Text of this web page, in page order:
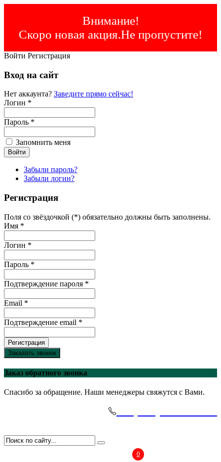
Внимание!
Скоро новая акция.Не пропустите!
Войти Регистрация
Вход на сайт
Нет аккаунта? Заведите прямо сейчас!
Логин *
Пароль *
Запомнить меня
Забыли пароль?
Забыли логин?
Регистрация
Поля со звёздочкой (*) обязательно должны быть заполнены.
Имя *
Логин *
Пароль *
Подтверждение пароля *
Email *
Подтверждение email *
Регистрация
Заказать звонок
Заказ обратного звонка
Спасибо за обращение. Наши менеджеры свяжутся с Вами.
0